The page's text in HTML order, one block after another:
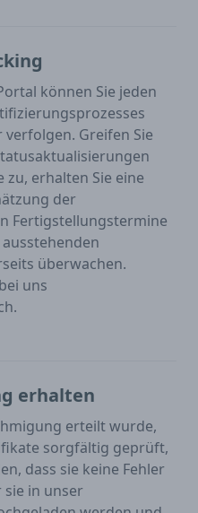
können Sie jeden
Greifen Sie
zu, erhalten Sie eine
der
Fertigstellungstermine
überwachen.
uns
erhalten
erteilt wurde,
sorgfältig geprüft,
dass sie keine Fehler
in unser